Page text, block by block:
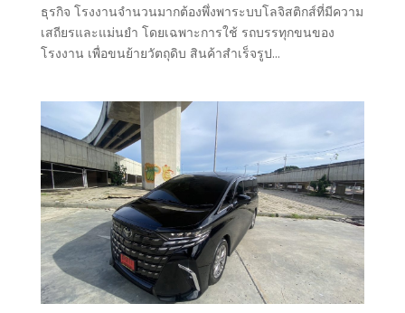
ธุรกิจ โรงงานจำนวนมากต้องพึ่งพาระบบโลจิสติกส์ที่มีความ
เสถียรและแม่นยำ โดยเฉพาะการใช้ รถบรรทุกขนของ
โรงงาน เพื่อขนย้ายวัตถุดิบ สินค้าสำเร็จรูป...